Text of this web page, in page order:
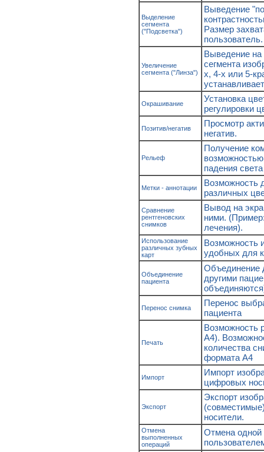
Выделение
сегмента
("Подсветка")
Выведение
Размер
пользователь.
Увеличение
сегмента ("Линза")
Выведение на
сегмента
х, 4-х или 5-
Окрашивание
Установка
регулировки
Позитив/негатив
Просмотр
негатив.
Рельеф
Получение
падения света
Метки - аннотации
Возможность
различных
Сравнение
рентгеновских
снимков
Вывод на
ними.
лечения).
Использование
различных зубных
карт
Возможность
удобных для
Объединение
пациента
Объединение
другими
Перенос снимка
Перенос
пациента
Печать
Возможность
А4).
количества
формата А4
Импорт
Импорт
цифровых
Экспорт
Экспорт
носители.
Отмена
выполненных
операций
Отмена одной